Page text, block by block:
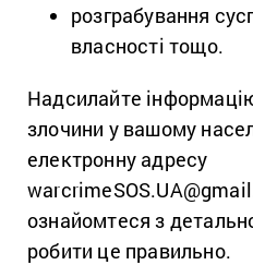
розграбування
власності тощо.
Надсилайте
злочини у вашому
електронну адресу
ознайомтеся з
робити це правильно.